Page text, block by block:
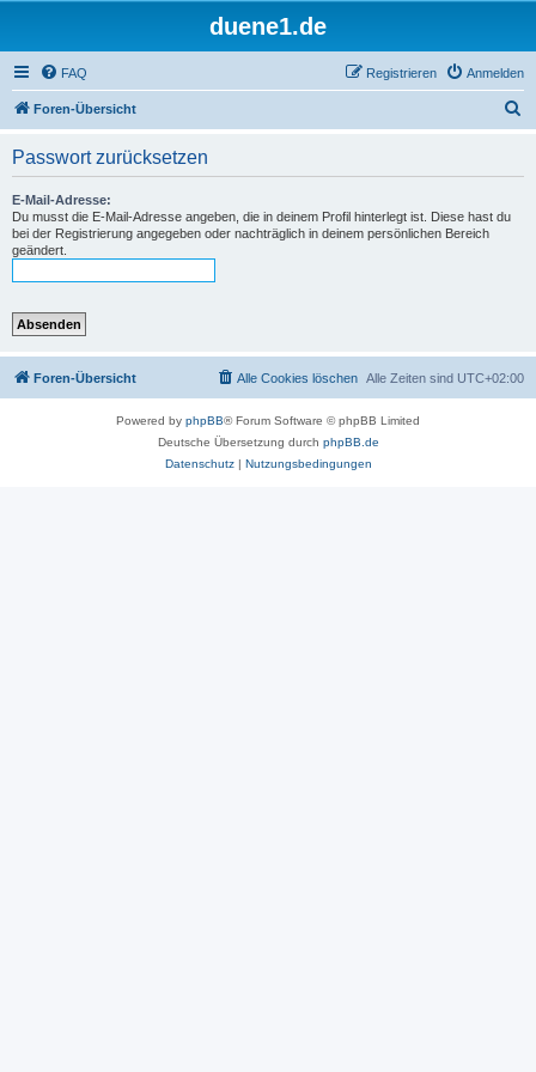
duene1.de
FAQ Anmelden
Registrieren
Foren-Übersicht
Passwort zurücksetzen
E-Mail-Adresse:
Du musst die E-Mail-Adresse angeben, die in deinem Profil hinterlegt ist. Diese hast du
bei der Registrierung angegeben oder nachträglich in deinem persönlichen Bereich
geändert.
Foren-Übersicht Alle Zeiten sind UTC+02:00
Alle Cookies löschen
Powered by phpBB® Forum Software © phpBB Limited
Deutsche Übersetzung durch phpBB.de
Datenschutz| Nutzungsbedingungen